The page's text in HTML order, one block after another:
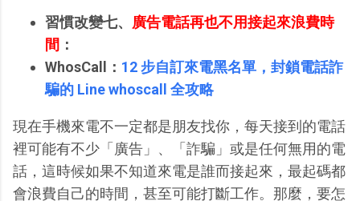
習慣改變七、 廣告電話再也不用接起來浪費時
間 ：
WhosCall： 12 步自訂來電黑名單，封鎖電話詐
騙的 Line whoscall 全攻略
現在手機來電不一定都是朋友找你，每天接到的電話
裡可能有不少「廣告」、「詐騙」或是任何無用的電
話，這時候如果不知道來電是誰而接起來，最起碼都
會浪費自己的時間，甚至可能打斷工作。那麼，要怎